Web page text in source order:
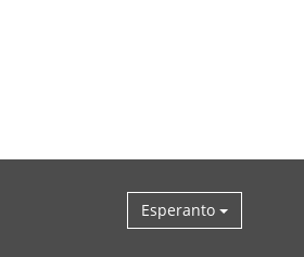
Esperanto